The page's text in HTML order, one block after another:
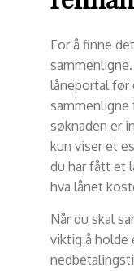
For å finne
låneportal før
søknaden er
kun viser et
du har fått et
hva lånet
Når du skal
viktig å holde